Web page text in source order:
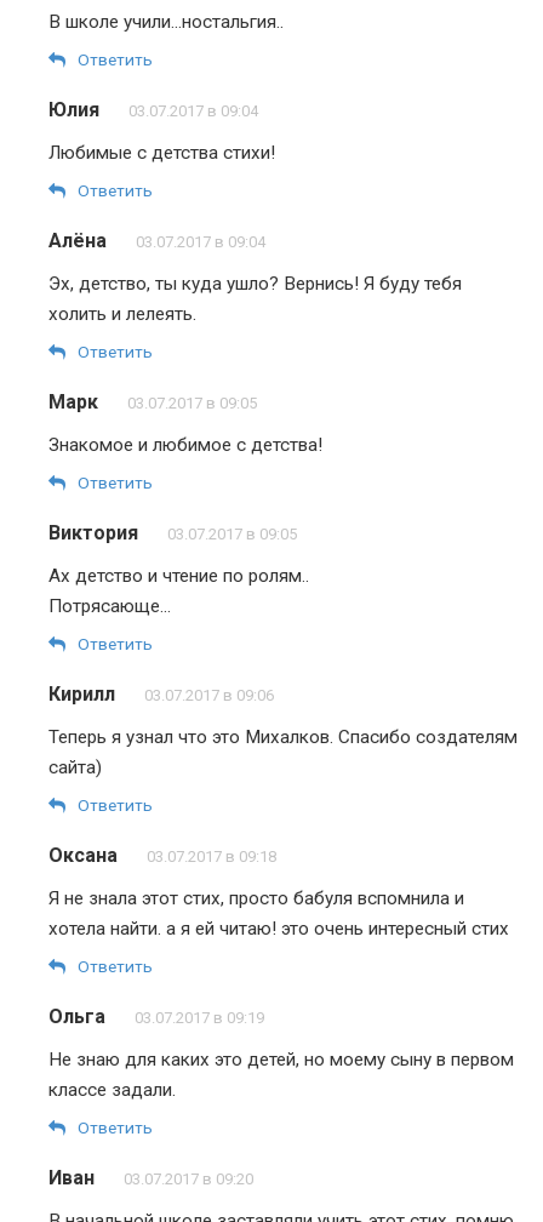
В школе учили…ностальгия..
Ответить
Юлия 03.07.2017 в 09:04
Любимые с детства стихи!
Ответить
Алёна 03.07.2017 в 09:04
Эх, детство, ты куда ушло? Вернись! Я буду тебя
холить и лелеять.
Ответить
Марк 03.07.2017 в 09:05
Знакомое и любимое с детства!
Ответить
Виктория 03.07.2017 в 09:05
Ах детство и чтение по ролям..
Потрясающе…
Ответить
Кирилл 03.07.2017 в 09:06
Теперь я узнал что это Михалков. Спасибо создателям
сайта)
Ответить
Оксана 03.07.2017 в 09:18
Я не знала этот стих, просто бабуля вспомнила и
хотела найти. а я ей читаю! это очень интересный стих
Ответить
Ольга 03.07.2017 в 09:19
Не знаю для каких это детей, но моему сыну в первом
классе задали.
Ответить
Иван 03.07.2017 в 09:20